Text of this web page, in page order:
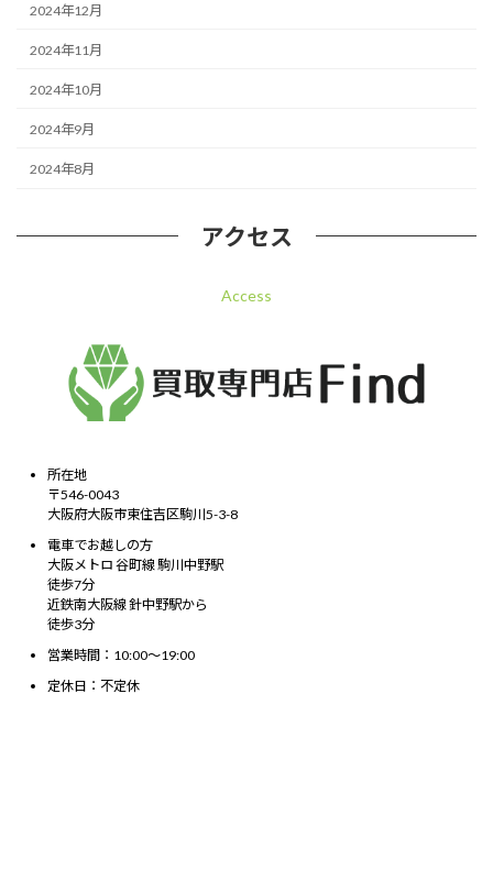
2024年12月
2024年11月
2024年10月
2024年9月
2024年8月
アクセス
Access
所在地
〒546-0043
大阪府大阪市東住吉区駒川5-3-8
電車でお越しの方
大阪メトロ 谷町線 駒川中野駅
徒歩7分
近鉄南大阪線 針中野駅から
徒歩3分
営業時間：10:00～19:00
定休日：不定休